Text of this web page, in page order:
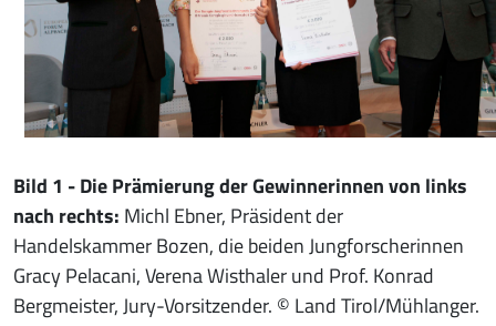
Bild 1 - Die Prämierung der Gewinnerinnen von links
nach rechts: Michl Ebner, Präsident der
Handelskammer Bozen, die beiden Jungforscherinnen
Gracy Pelacani, Verena Wisthaler und Prof. Konrad
Bergmeister, Jury-Vorsitzender. © Land Tirol/Mühlanger.